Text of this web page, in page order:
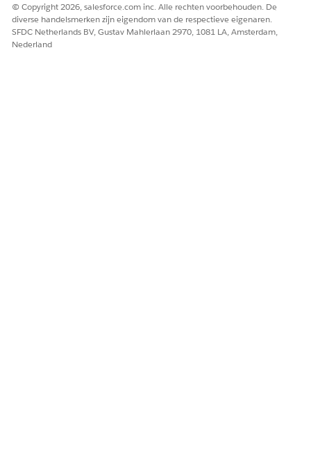
© Copyright 2026, salesforce.com inc. Alle rechten voorbehouden. De
diverse handelsmerken zijn eigendom van de respectieve eigenaren.
SFDC Netherlands BV, Gustav Mahlerlaan 2970, 1081 LA, Amsterdam,
Nederland